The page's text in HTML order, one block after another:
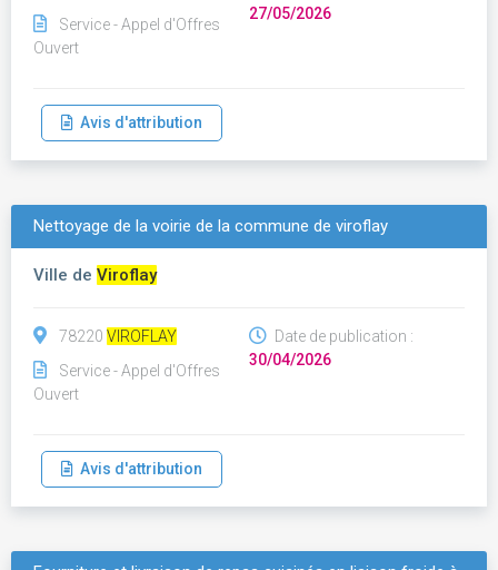
Service - Appel d'Offres
Ouvert
27/05/2026
Avis d'attribution
Nettoyage de la voirie de la commune de viroflay
Ville de Viroflay
78220 VIROFLAY
Service - Appel d'Offres
Ouvert
Date de publication :
30/04/2026
Avis d'attribution